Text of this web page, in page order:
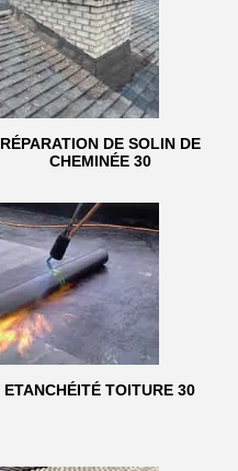
RÉPARATION DE SOLIN DE
CHEMINÉE 30
ETANCHÉITÉ TOITURE 30